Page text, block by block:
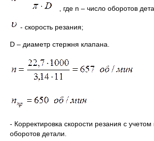
, где n – число оборотов
- скорость резания;
D – диаметр стержня клапана.
- Корректировка скорости резания с
оборотов детали.